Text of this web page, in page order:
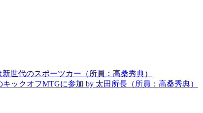
世代のスポーツカー（所員：高桑秀典）
ックオフMTGに参加 by 太田所長（所員：高桑秀典）